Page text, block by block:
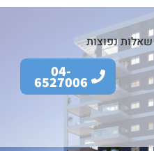
שאלות נפוצות
04-
6527006